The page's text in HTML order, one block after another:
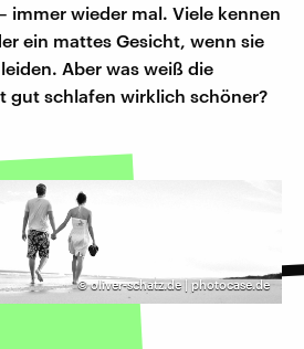
immer wieder mal. Viele kennen
ein mattes Gesicht, wenn sie
Aber was weiß die
gut schlafen wirklich schöner?
©oliver-schatz.de | photocase.de